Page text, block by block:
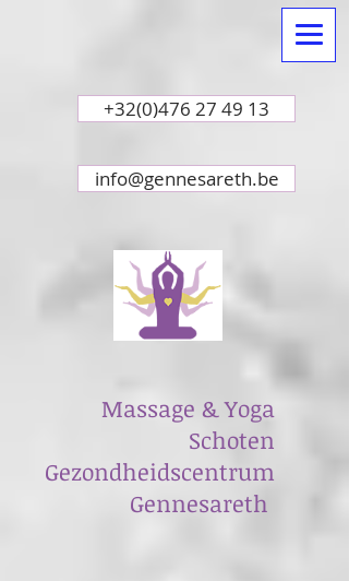
Massage & Yoga
Schoten
Gezondheidscentrum
​Gennesareth
+32(0)476 27 49 13
info@gennesareth.be